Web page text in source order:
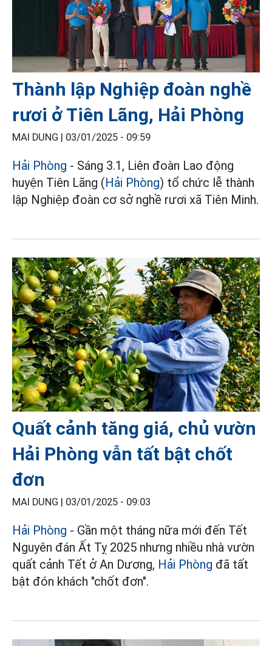
Thành lập Nghiệp đoàn nghề
rươi ở Tiên Lãng, Hải Phòng
MAI DUNG | 03/01/2025 - 09:59
Hải Phòng - Sáng 3.1, Liên đoàn Lao động
huyện Tiên Lãng (Hải Phòng) tổ chức lễ thành
lập Nghiệp đoàn cơ sở nghề rươi xã Tiên Minh.
Quất cảnh tăng giá, chủ vườn
Hải Phòng vẫn tất bật chốt
đơn
MAI DUNG | 03/01/2025 - 09:03
Hải Phòng - Gần một tháng nữa mới đến Tết
Nguyên đán Ất Tỵ 2025 nhưng nhiều nhà vườn
quất cảnh Tết ở An Dương, Hải Phòng đã tất
bật đón khách "chốt đơn".